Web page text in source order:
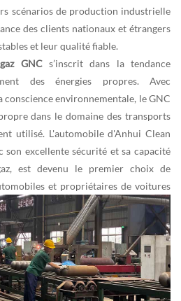
scénarios de production industrielle
des clients nationaux et étrangers
et leur qualité fiable.
GNCs’inscrit dans la tendance
des énergies propres. Avec
environnementale, le GNC
dans le domaine des transports
utilisé. L'automobile d'Anhui Clean
son excellente sécurité et sa capacité
est devenu le premier choix de
et propriétaires de voitures